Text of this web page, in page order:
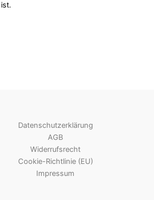
Datenschutzerklärung
AGB
Widerrufsrecht
Cookie-Richtlinie (EU)
Impressum